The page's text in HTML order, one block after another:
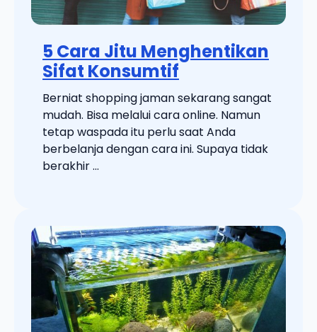
5 Cara Jitu Menghentikan
Sifat Konsumtif
Berniat shopping jaman sekarang sangat
mudah. Bisa melalui cara online. Namun
tetap waspada itu perlu saat Anda
berbelanja dengan cara ini. Supaya tidak
berakhir ...